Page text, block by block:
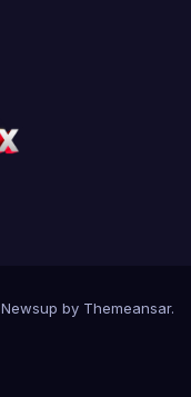
Newsup by Themeansar.